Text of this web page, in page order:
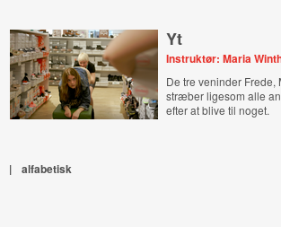
Yt
Instruktør: Maria
De tre veninder Frede,
stræber ligesom alle
efter at blive til noget.
| alfabetisk